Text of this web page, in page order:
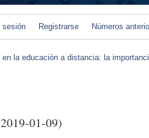
sesión Registrarse Números
en la educación a distancia: la
01-09)